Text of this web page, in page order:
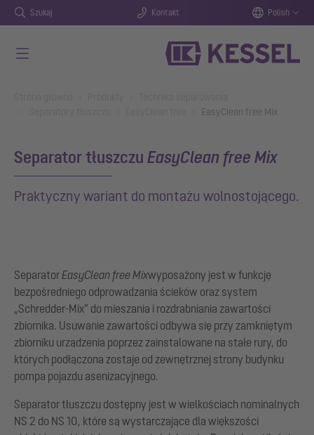
Szukaj Kontakt Polish
EasyClean free Mix
Separator tłuszczu EasyClean free Mix
Praktyczny wariant do montażu wolnostojącego.
SeparatorEasyClean free Mixwyposażony jest w funkcję
bezpośredniego odprowadzania ścieków oraz system
„Schredder-Mix” do mieszania i rozdrabniania zawartości
zbiornika. Usuwanie zawartości odbywa się przy zamkniętym
zbiorniku urządzenia poprzez zainstalowane na stałe rury, do
których podłączona zostaje od zewnętrznej strony budynku
pompa pojazdu asenizacyjnego.
Separator tłuszczu dostępny jest w wielkościach nominalnych
NS 2 do NS 10, które są wystarczające dla większości